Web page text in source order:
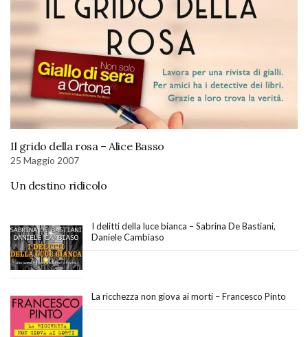
Il grido della rosa – Alice Basso
25 Maggio 2007
Un destino ridicolo
I delitti della luce bianca – Sabrina De Bastiani,
Daniele Cambiaso
La ricchezza non giova ai morti – Francesco Pinto